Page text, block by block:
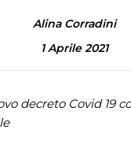
Alina Corradini
1 Aprile 2021
decreto Covid 19